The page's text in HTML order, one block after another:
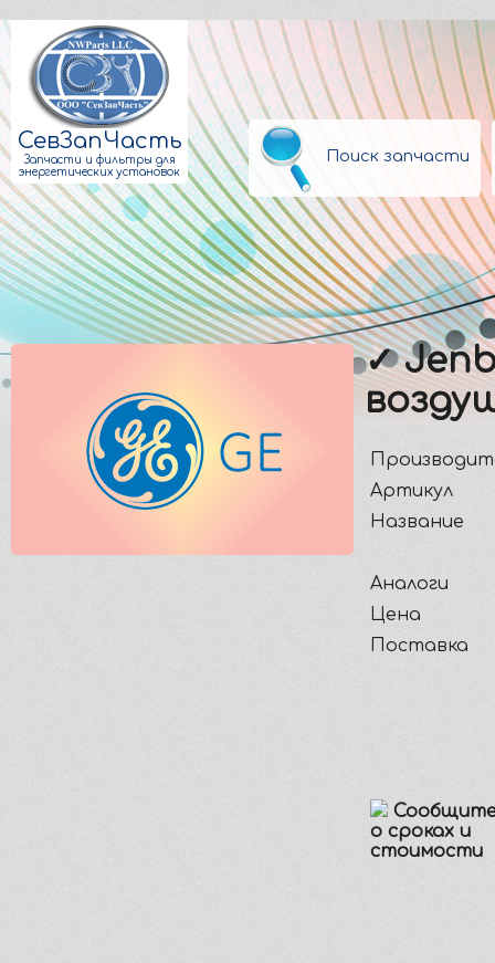
СевЗапЧасть
Запчасти и фильтры для
энергетических установок
Поиск запчасти
✓
Артикул
Название
Аналоги
Цена
Поставка
о сроках и
стоимости